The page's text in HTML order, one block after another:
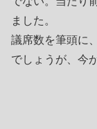
ました。
議席数を筆頭に
でしょうが、今